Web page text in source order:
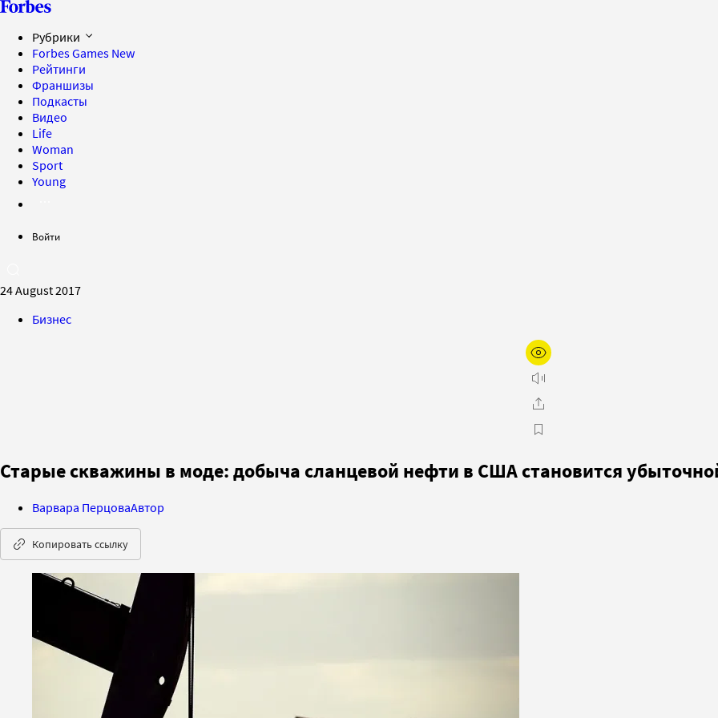
Рубрики
Forbes Games New
Рейтинги
Франшизы
Подкасты
Видео
Life
Woman
Sport
Young
Войти
24 August 2017
Бизнес
Старые скважины в моде: добыча сланцевой нефти в США становится
Варвара ПерцоваАвтор
Копировать ссылку